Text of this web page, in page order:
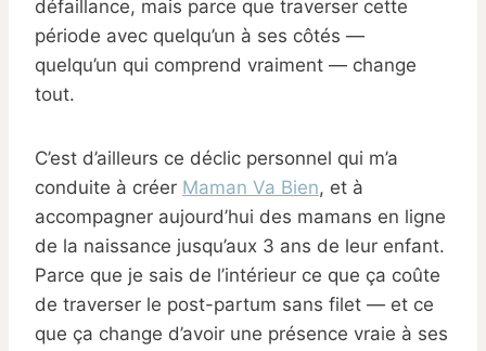
défaillance, mais parce que traverser cette
période avec quelqu’un à ses côtés —
quelqu’un qui comprend vraiment — change
tout.
C’est d’ailleurs ce déclic personnel qui m’a
conduite à créer Maman Va Bien, et à
accompagner aujourd’hui des mamans en ligne
de la naissance jusqu’aux 3 ans de leur enfant.
Parce que je sais de l’intérieur ce que ça coûte
de traverser le post-partum sans filet — et ce
que ça change d’avoir une présence vraie à ses